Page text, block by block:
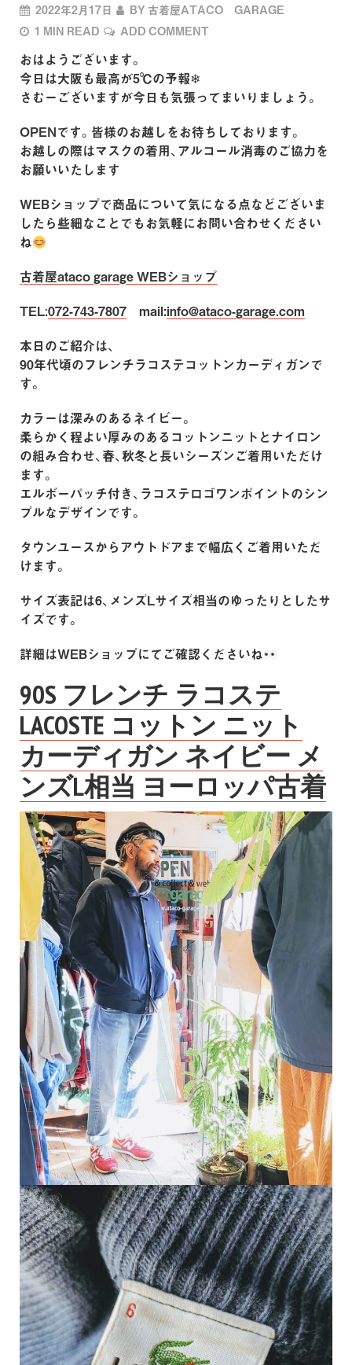
2022年2月17日 BY 古着屋ATACO GARAGE
1 MIN READ
ADD COMMENT
おはようございます。
今日は大阪も最高が5℃の予報❄
さむーございますが今日も気張ってまいりましょう。
OPENです。皆様のお越しをお待ちしております。
お越しの際はマスクの着用、アルコール消毒のご協力を
お願いいたします
WEBショップで商品について気になる点などございま
したら些細なことでもお気軽にお問い合わせください
ね
古着屋ataco garage WEBショップ
TEL:072-743-7807 mail:info@ataco-garage.com
本日のご紹介は、
90年代頃のフレンチラコステコットンカーディガンで
す。
カラーは深みのあるネイビー。
柔らかく程よい厚みのあるコットンニットとナイロン
の組み合わせ、春、秋冬と長いシーズンご着用いただけ
ます。
エルボーパッチ付き、ラコステロゴワンポイントのシン
プルなデザインです。
タウンユースからアウトドアまで幅広くご着用いただ
けます。
サイズ表記は6、メンズLサイズ相当のゆったりとしたサ
イズです。
詳細はWEBショップにてご確認くださいね
90S フレンチ ラコステ
LACOSTE コットン ニット
カーディガン ネイビー メ
ンズL相当 ヨーロッパ古着